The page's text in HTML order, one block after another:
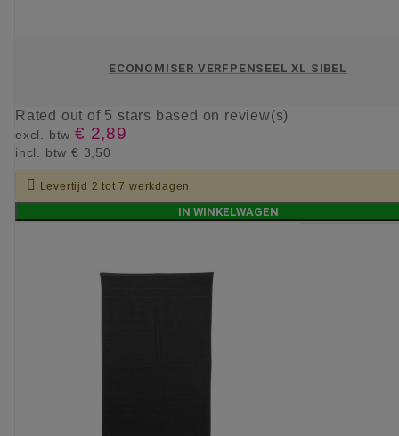
ECONOMISER VERFPENSEEL XL SIBEL
Rated out of 5 stars based on review(s)
excl. btw € 2,89
incl. btw € 3,50
 Levertijd 2 tot 7 werkdagen
IN WINKELWAGEN